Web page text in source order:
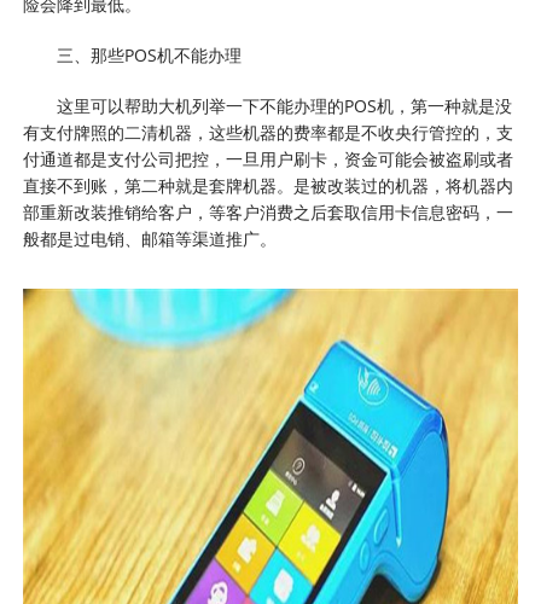
三、那些POS机不能办理
这里可以帮助大机列举一下不能办理的POS机，第一种就是没
有支付牌照的二清机器，这些机器的费率都是不收央行管控的，支
付通道都是支付公司把控，一旦用户刷卡，资金可能会被盗刷或者
直接不到账，第二种就是套牌机器。是被改装过的机器，将机器内
部重新改装推销给客户，等客户消费之后套取信用卡信息密码，一
般都是过电销、邮箱等渠道推广。